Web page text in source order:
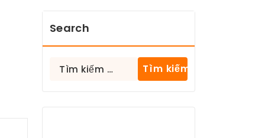
Search
Tìm